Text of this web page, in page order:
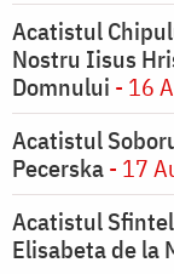
Acatistul
Nostru Iisus
Domnului - 16
Acatistul
Pecerska- 17
Acatistul
Elisabeta de la